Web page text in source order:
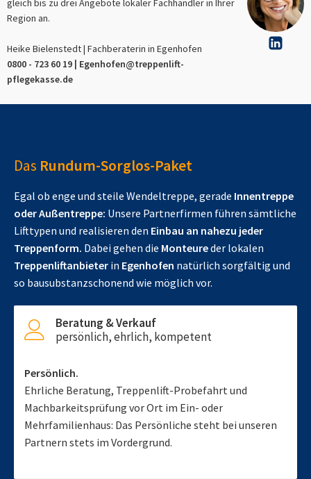
gleich bis zu drei Angebote lokaler Fachhändler in Ihrer
Region an.
Heike Bielenstedt | Fachberaterin in Egenhofen
0800 - 723 60 19 | Egenhofen@treppenlift-
pflegekasse.de
Das Rundum-Sorglos-Paket
Egal ob enge und steile Wendeltreppe, gerade Innentreppe
oder Außentreppe: Unsere Partnerfirmen führen sämtliche
Lifttypen und realisieren den Einbau an nahezu jeder
Treppenform. Dabei gehen die Monteureder lokalen
Treppenliftanbieter in Egenhofen natürlich sorgfältig und
so bausubstanzschonend wie möglich vor.
Beratung & Verkauf
persönlich, ehrlich, kompetent
Persönlich.
Ehrliche Beratung, Treppenlift-Probefahrt und
Machbarkeitsprüfung vor Ort im Ein- oder
Mehrfamilienhaus: Das Persönliche steht bei unseren
Partnern stets im Vordergrund.